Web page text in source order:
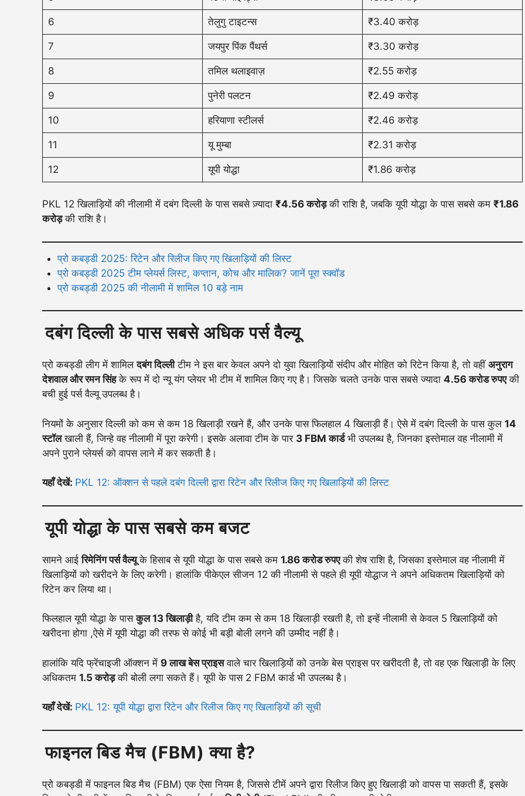
6 तेलुगु टाइटन्स ₹3.40 करोड़
7 जयपुर पिंक पैंथर्स ₹3.30 करोड़
8 तमिल थलाइवाज़ ₹2.55 करोड़
9 पुनेरी पलटन ₹2.49 करोड़
10 हरियाणा स्टीलर्स ₹2.46 करोड़
11 यू मुम्बा ₹2.31 करोड़
12 यूपी योद्धा ₹1.86 करोड़
PKL 12 खिलाड़ियों की नीलामी में दबंग दिल्ली के पास सबसे ज़्यादा ₹4.56 करोड़की राशि है, जबकि यूपी योद्धा के पास सबसे कम ₹1.86
करोड़की राशि है।
प्रो कबड्डी 2025: रिटेन और रिलीज किए गए खिलाड़ियों की लिस्ट
प्रो कबड्डी 2025 टीम प्लेयर्स लिस्ट, कप्तान, कोच और मालिक? जानें पूरा स्क्वॉड
प्रो कबड्डी 2025 की नीलामी में शामिल 10 बड़े नाम
दबंग दिल्ली के पास सबसे अधिक पर्स वैल्यू
प्रो कबड्डी लीग में शामिलदबंग दिल्लीटीम ने इस बार केवल अपने दो युवा खिलाड़ियों संदीप और मोहित को रिटेन किया है, तो वहीं अनुराग
देशवाल और रमन सिंहके रूप में दो न्यू यंग प्लेयर भी टीम में शामिल किए गए है। जिसके चलते उनके पास सबसे ज्यादा 4.56 करोड रुपएकी
बची हुई पर्स वैल्यू उपलब्ध है।
नियमों के अनुसार दिल्ली को कम से कम 18 खिलाड़ी रखने हैं, और उनके पास फिलहाल 4 खिलाड़ी हैं। ऐसे में दबंग दिल्ली के पास कुल 14
स्टॉलखाली हैं, जिन्हे वह नीलामी में पूरा करेगी। इसके अलावा टीम के पार 3 FBM कार्डभी उपलब्ध है, जिनका इस्तेमाल वह नीलामी में
अपने पुराने प्लेयर्स को वापस लाने में कर सकती है।
यहाँ देखें: PKL 12: ऑक्शन से पहले दबंग दिल्ली द्वारा रिटेन और रिलीज किए गए खिलाड़ियों की लिस्ट
यूपी योद्धा के पास सबसे कम बजट
सामने आईरिमेनिंग पर्स वैल्यूके हिसाब से यूपी योद्धा के पास सबसे कम 1.86 करोड रुपएकी शेष राशि है, जिसका इस्तेमाल वह नीलामी में
खिलाड़ियों को खरीदने के लिए करेगी। हालांकि पीकेएल सीजन 12 की नीलामी से पहले ही यूपी योद्धाज ने अपने अधिकतम खिलाड़ियों को
रिटेन कर लिया था।
फिलहाल यूपी योद्धा के पासकुल 13 खिलाड़ीहै, यदि टीम कम से कम 18 खिलाड़ी रखती है, तो इन्हें नीलामी से केवल 5 खिलाड़ियों को
खरीदना होगा ,ऐसे में यूपी योद्धा की तरफ से कोई भी बड़ी बोली लगने की उम्मीद नहीं है।
हालांकि यदि फ्रेंचाइजी ऑक्शन में 9 लाख बेस प्राइसवाले चार खिलाड़ियों को उनके बेस प्राइस पर खरीदती है, तो वह एक खिलाड़ी के लिए
अधिकतम 1.5 करोड़की बोली लगा सकते हैं। यूपी के पास 2 FBM कार्ड भी उपलब्ध है।
यहाँ देखें: PKL 12: यूपी योद्धा द्वारा रिटेन और रिलीज किए गए खिलाड़ियों की सूची
फाइनल बिड मैच (FBM) क्या है?
प्रो कबड्डी में फाइनल बिड मैच (FBM) एक ऐसा नियम है, जिससे टीमें अपने द्वारा रिलीज किए हुए खिलाड़ी को वापस पा सकती हैं, इसके